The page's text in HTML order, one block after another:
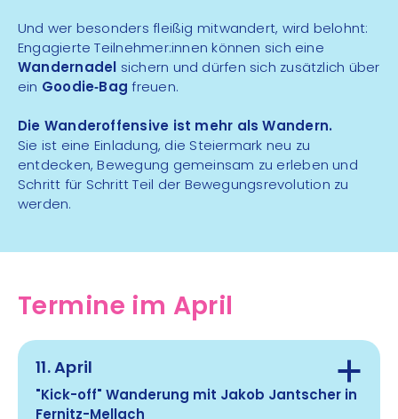
Und wer besonders fleißig mitwandert, wird belohnt:
Engagierte Teilnehmer:innen können sich eine
Wandernadel sichern und dürfen sich zusätzlich über
ein Goodie‑Bag freuen.
Die Wanderoffensive ist mehr als Wandern.
Sie ist eine Einladung, die Steiermark neu zu
entdecken, Bewegung gemeinsam zu erleben und
Schritt für Schritt Teil der Bewegungsrevolution zu
werden.
Termine im April
11. April
"Kick-off" Wanderung mit Jakob Jantscher in
Fernitz-Mellach